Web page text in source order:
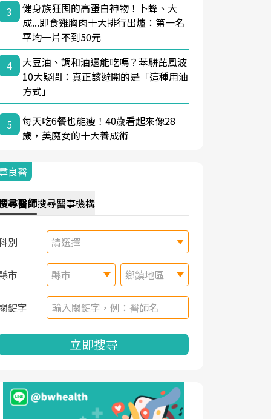
3
健身族狂囤的高蛋白神物！卜蜂、大
成...即食雞胸肉十大排行出爐：第一名
平均一片不到50元
4
大豆油、調和油還能吃嗎？苯駢芘風波
10大疑問：真正該避開的是「這種用油
方式」
5
每天吃6餐也能瘦！40歲看起來像28
歲，美魔女的十大養成術
良醫
尋醫師搜尋醫事機構
別 請選擇
市 縣市 鄉鎮地區
鍵字
立即搜尋